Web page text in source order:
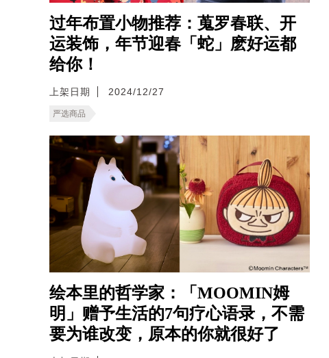
过年布置小物推荐：蒐罗春联、开
运装饰，年节迎春「蛇」麽好运都
给你！
上架日期 2024/12/27
严选商品
绘本里的哲学家：「MOOMIN姆
明」赠予生活的7句疗心语录，不需
要为谁改变，原本的你就很好了